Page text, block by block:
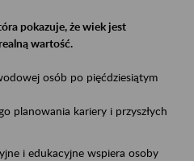
pokazuje, że wiek jest
wartość.
osób po pięćdziesiątym
planowania kariery i przyszłych
i edukacyjne wspiera osoby